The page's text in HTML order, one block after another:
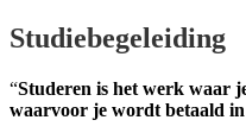
Stu­die­be­ge­lei­ding
“Stu­de­ren is het werk waar
waar­voor je wordt betaald